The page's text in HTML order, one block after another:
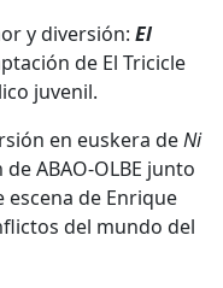
y diversión: El
de El Tricicle
juvenil.
en euskera deNi
ABAO-OLBE junto
de Enrique
del mundo del